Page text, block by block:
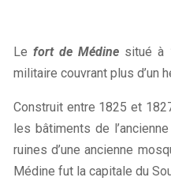
Lefort de Médine situé à
militaire couvrant plus d’un
Construit entre 1825 et
les bâtiments de
ruines d’une ancienne
Médine fut la capitale du